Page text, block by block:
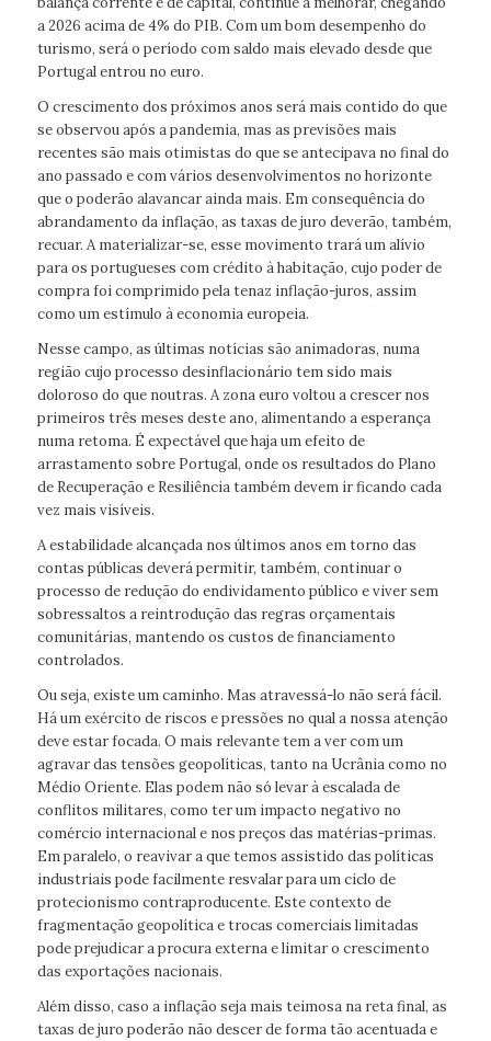
a 2026 acima de 4% do PIB. Com um bom desempenho do
turismo, será o período com saldo mais elevado desde que
Portugal entrou no euro.
O crescimento dos próximos anos será mais contido do que
se observou após a pandemia, mas as previsões mais
recentes são mais otimistas do que se antecipava no final do
ano passado e com vários desenvolvimentos no horizonte
que o poderão alavancar ainda mais. Em consequência do
abrandamento da inflação, as taxas de juro deverão, também,
recuar. A materializar-se, esse movimento trará um alívio
para os portugueses com crédito à habitação, cujo poder de
compra foi comprimido pela tenaz inflação-juros, assim
como um estímulo à economia europeia.
Nesse campo, as últimas notícias são animadoras, numa
região cujo processo desinflacionário tem sido mais
doloroso do que noutras. A zona euro voltou a crescer nos
primeiros três meses deste ano, alimentando a esperança
numa retoma. É expectável que haja um efeito de
arrastamento sobre Portugal, onde os resultados do Plano
de Recuperação e Resiliência também devem ir ficando cada
vez mais visíveis.
A estabilidade alcançada nos últimos anos em torno das
contas públicas deverá permitir, também, continuar o
processo de redução do endividamento público e viver sem
sobressaltos a reintrodução das regras orçamentais
comunitárias, mantendo os custos de financiamento
controlados.
Ou seja, existe um caminho. Mas atravessá-lo não será fácil.
Há um exército de riscos e pressões no qual a nossa atenção
deve estar focada. O mais relevante tem a ver com um
agravar das tensões geopolíticas, tanto na Ucrânia como no
Médio Oriente. Elas podem não só levar à escalada de
conflitos militares, como ter um impacto negativo no
comércio internacional e nos preços das matérias-primas.
Em paralelo, o reavivar a que temos assistido das políticas
industriais pode facilmente resvalar para um ciclo de
protecionismo contraproducente. Este contexto de
fragmentação geopolítica e trocas comerciais limitadas
pode prejudicar a procura externa e limitar o crescimento
das exportações nacionais.
Além disso, caso a inflação seja mais teimosa na reta final, as
taxas de juro poderão não descer de forma tão acentuada e